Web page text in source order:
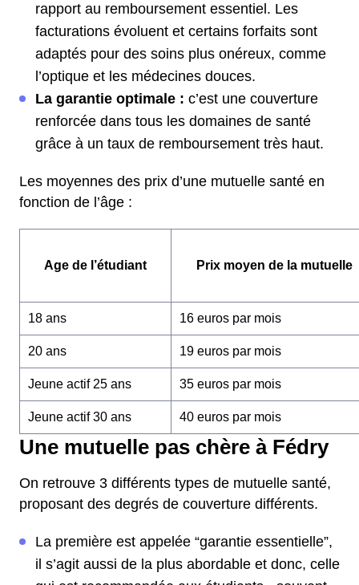
rapport au remboursement essentiel. Les
facturations évoluent et certains forfaits sont
adaptés pour des soins plus onéreux, comme
l’optique et les médecines douces.
La garantie optimale : c’est une couverture
renforcée dans tous les domaines de santé
grâce à un taux de remboursement très haut.
Les moyennes des prix d’une mutuelle santé en
fonction de l’âge :
Age de l’étudiant Prix moyen de la mutuelle
18 ans 16 euros par mois
20 ans 19 euros par mois
Jeune actif 25 ans 35 euros par mois
Jeune actif 30 ans 40 euros par mois
Une mutuelle pas chère à Fédry
On retrouve 3 différents types de mutuelle santé,
proposant des degrés de couverture différents.
La première est appelée “garantie essentielle”,
il s’agit aussi de la plus abordable et donc, celle